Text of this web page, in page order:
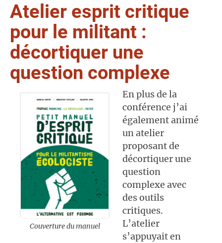
Atelier esprit critique
pour le militant :
décortiquer une
question complexe
Couverture du manuel
En plus de la
conférence j’ai
également animé
un atelier
proposant de
décortiquer une
question
complexe avec
des outils
critiques.
L’atelier
s’appuyait en